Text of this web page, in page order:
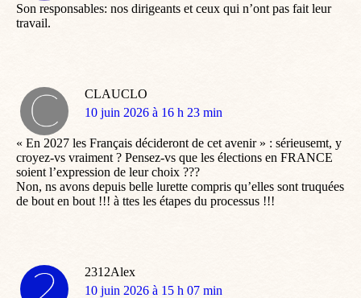
Son responsables: nos dirigeants et ceux qui n’ont pas fait leur
travail.
CLAUCLO
dit
10 juin 2026 à 16 h 23 min
« En 2027 les Français décideront de cet avenir » : sérieusemt, y
croyez-vs vraiment ? Pensez-vs que les élections en FRANCE
soient l’expression de leur choix ???
Non, ns avons depuis belle lurette compris qu’elles sont truquées
de bout en bout !!! à ttes les étapes du processus !!!
2312Alex
dit
10 juin 2026 à 15 h 07 min